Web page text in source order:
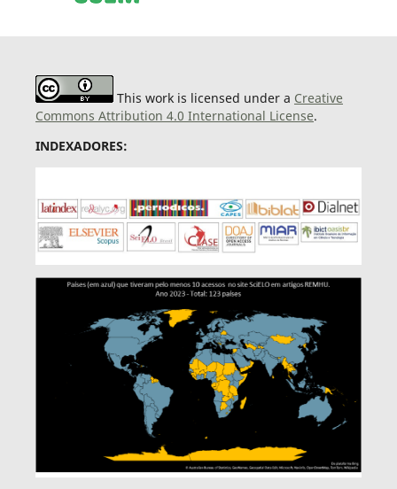
This work is licensed under a Creative
Commons Attribution 4.0 International License.
INDEXADORES: